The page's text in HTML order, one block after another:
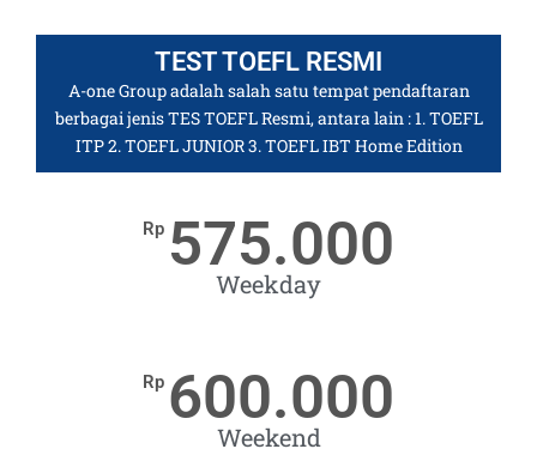
TEST TOEFL RESMI
A-one Group adalah salah satu tempat pendaftaran
berbagai jenis TES TOEFL Resmi, antara lain : 1. TOEFL
ITP 2. TOEFL JUNIOR 3. TOEFL IBT Home Edition
Rp 575.000
Weekday
Rp 600.000
Weekend